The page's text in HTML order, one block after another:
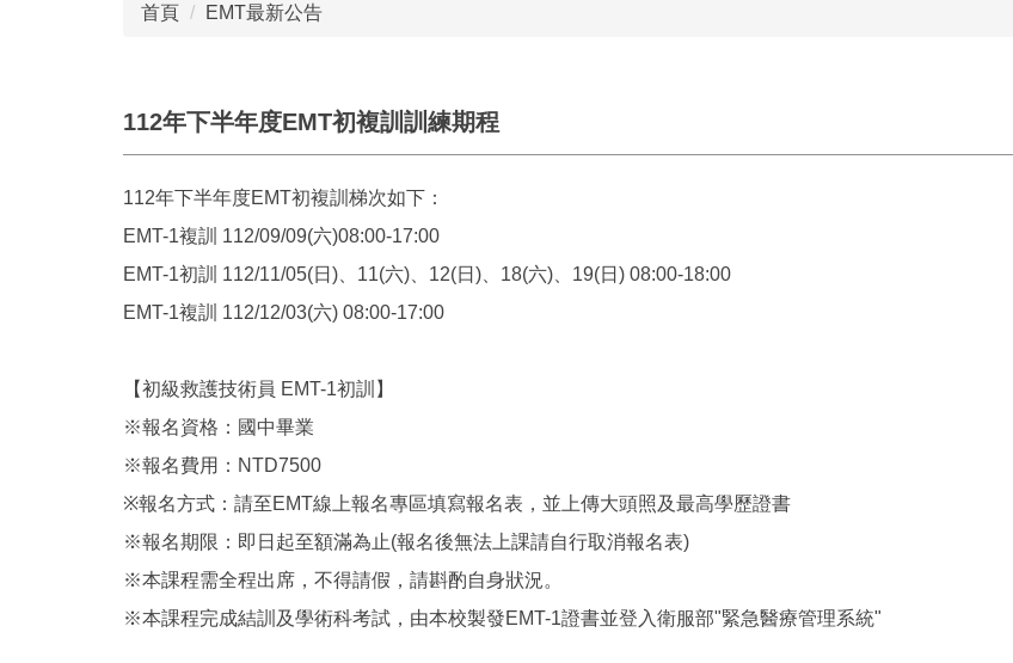
首頁 EMT最新公告
112年下半年度EMT初複訓訓練期程
112年下半年度EMT初複訓梯次如下：
EMT-1複訓 112/09/09(六)08:00-17:00
EMT-1初訓 112/11/05(日)、11(六)、12(日)、18(六)、19(日) 08:00-18:00
EMT-1複訓 112/12/03(六) 08:00-17:00
【初級救護技術員 EMT-1初訓】
※報名資格：國中畢業
※報名費用：NTD7500
※報名方式：請至EMT線上報名專區填寫報名表，並上傳大頭照及最高學歷證書
※報名期限：即日起至額滿為止(報名後無法上課請自行取消報名表)
※本課程需全程出席，不得請假，請斟酌自身狀況。
※本課程完成結訓及學術科考試，由本校製發EMT-1證書並登入衛服部"緊急醫療管理系統"